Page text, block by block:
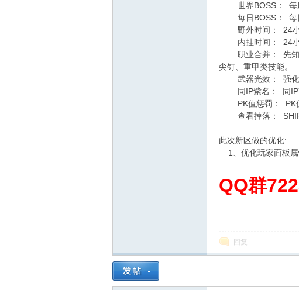
世界BOSS： 每周
每日BOSS： 每日
野外时间： 24小
内挂时间： 24小
职业合并： 先知/主
尖钉、重甲类技能。
武器光效： 强化
同IP紫名： 同IP下
PK值惩罚： PK值
查看掉落：
此次新区做的优化:
1、优化玩家面板属
QQ群
回复